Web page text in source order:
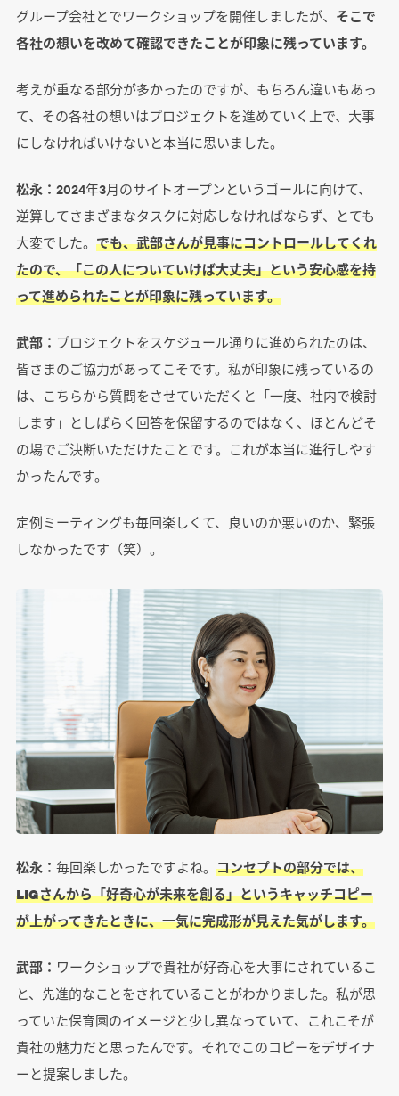
グループ会社とでワークショップを開催しましたが、 そこで
各社の想いを改めて確認できたことが印象に残っています。
考えが重なる部分が多かったのですが、もちろん違いもあっ
て、その各社の想いはプロジェクトを進めていく上で、大事
にしなければいけないと本当に思いました。
松永： 2024年3月のサイトオープンというゴールに向けて、
逆算してさまざまなタスクに対応しなければならず、とても
大変でした。 でも、武部さんが見事にコントロールしてくれ
たので、「この人についていけば大丈夫」という安心感を持
って進められたことが印象に残っています。
武部： プロジェクトをスケジュール通りに進められたのは、
皆さまのご協力があってこそです。私が印象に残っているの
は、こちらから質問をさせていただくと「一度、社内で検討
します」としばらく回答を保留するのではなく、ほとんどそ
の場でご決断いただけたことです。これが本当に進行しやす
かったんです。
定例ミーティングも毎回楽しくて、良いのか悪いのか、緊張
しなかったです（笑）。
松永： 毎回楽しかったですよね。 コンセプトの部分では、
LIGさんから「好奇心が未来を創る」というキャッチコピー
が上がってきたときに、一気に完成形が見えた気がします。
武部： ワークショップで貴社が好奇心を大事にされているこ
と、先進的なことをされていることがわかりました。私が思
っていた保育園のイメージと少し異なっていて、これこそが
貴社の魅力だと思ったんです。それでこのコピーをデザイナ
ーと提案しました。